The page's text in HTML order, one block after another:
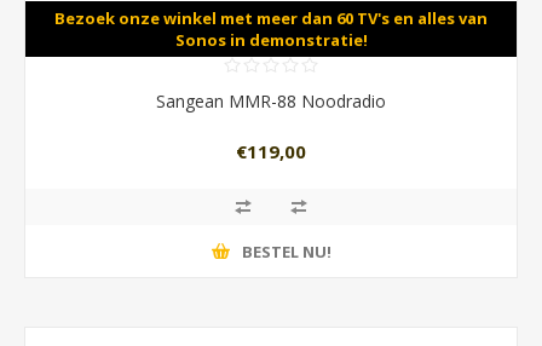
Bezoek onze winkel met meer dan 60 TV's en alles van
Sonos in demonstratie!
Sangean MMR-88 Noodradio
€119,00
BESTEL NU!